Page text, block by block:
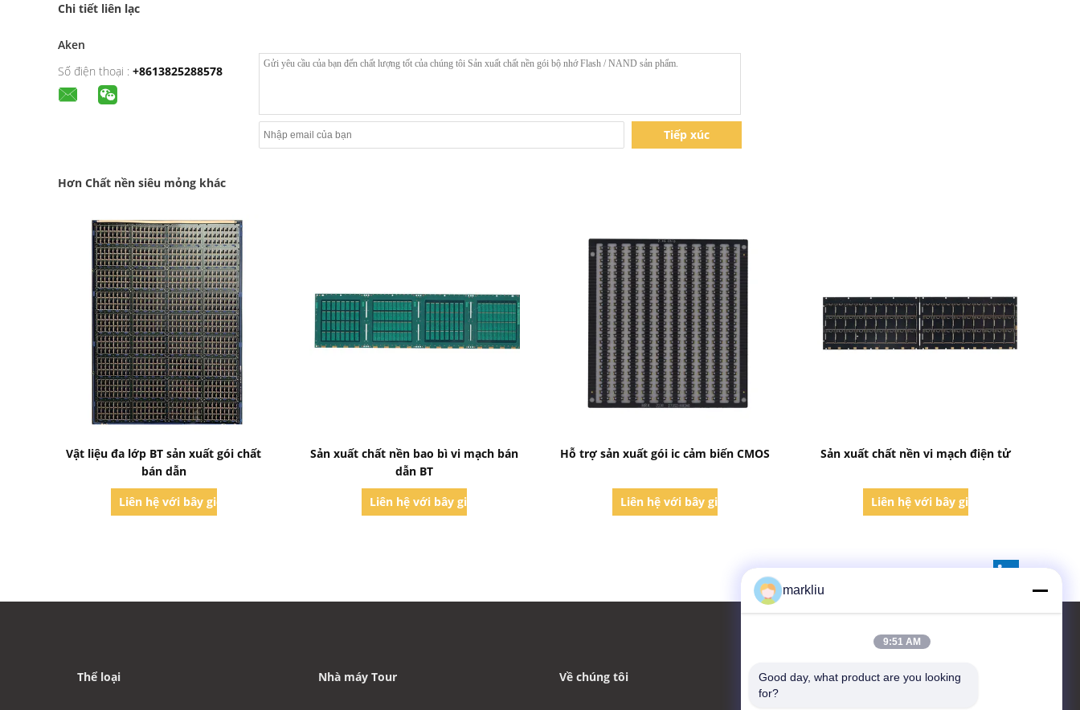
Chi tiết liên lạc
Aken
Số điện thoại : +8613825288578
Tiếp xúc
Hơn Chất nền siêu mỏng khác
Vật liệu đa lớp BT sản xuất gói chất
bán dẫn
Liên hệ với bây giờ
Sản xuất chất nền bao bì vi mạch bán
dẫn BT
Liên hệ với bây giờ
Hỗ trợ sản xuất gói ic cảm biến CMOS
Liên hệ với bây giờ
Sản xuất chất nền vi mạch điện tử
Liên hệ với bây giờ
Thể loại Nhà máy Tour Về chúng tôi Liên hệ với chúng tôi
markliu
9:51 AM
Good day, what product are you looking
for?